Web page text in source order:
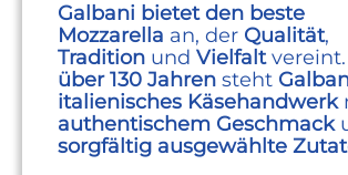
Galbani bietet den beste
Mozzarella an, der Qualität,
Tradition und Vielfaltvereint.
über 130 Jahren steht
italienisches Käsehandwerk
authentischem Geschmack
sorgfältig ausgewählte